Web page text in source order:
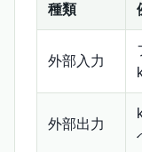
種類
外部入力
外部出力